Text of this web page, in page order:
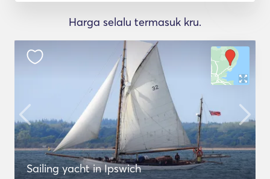
Harga selalu termasuk kru.
Sailing yacht in Ipswich